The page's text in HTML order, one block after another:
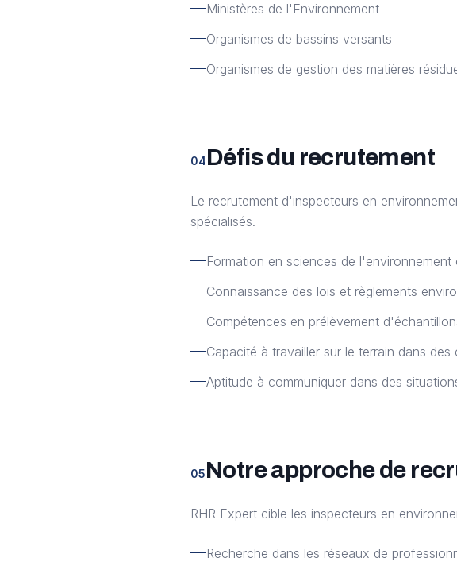
Ministères de l'Environnement
Organismes de bassins versants
Organismes de gestion des matières
04Défis du recrutement
Le recrutement d'inspecteurs en
spécialisés.
Formation en sciences de l'environnement
Connaissance des lois et règlements
Compétences en prélèvement
Capacité à travailler sur le terrain dans des
Aptitude à communiquer dans des
05Notre approche de
RHR Expert cible les inspecteurs en
Recherche dans les réseaux de